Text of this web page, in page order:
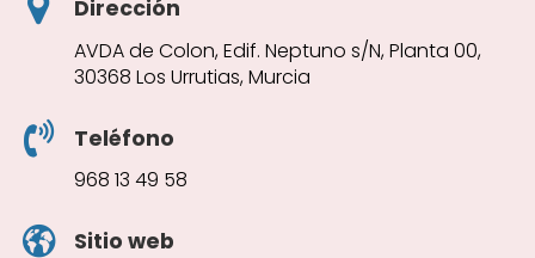
Dirección
AVDA de Colon, Edif. Neptuno s/N, Planta 00,
30368 Los Urrutias, Murcia
Teléfono
968 13 49 58
Sitio web